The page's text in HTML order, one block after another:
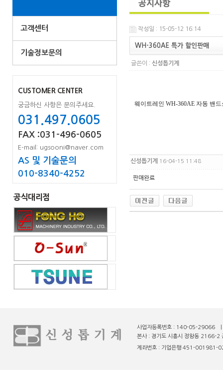
고객센터
기술정보문의
CUSTOMER CENTER
궁금하신 사항은 문의주세요.
031.497.0605
FAX :031-496-0605
E-mail: ugsooni@naver.com
AS 및 기술문의
010-8340-4252
공식대리점
작성일 : 15-05-12 16:14
WH-360AE 특가 할인판매
글쓴이 : 신성톱기계
웨이트레인 WH-360AE 자동 밴
신성톱기계 16-04-15 11:48
판매완료
사업자등록번호 : 140-05-29066
본사 : 경기도 시흥시 정왕동
계좌번호 : 기업은행 451-